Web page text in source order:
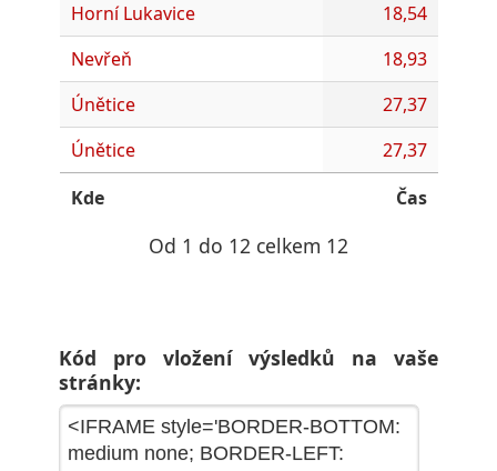
Horní Lukavice
18,54
Nevřeň
18,93
Únětice
27,37
Únětice
27,37
Kde
Čas
Od 1 do 12 celkem 12
Kód pro vložení výsledků na vaše
stránky: